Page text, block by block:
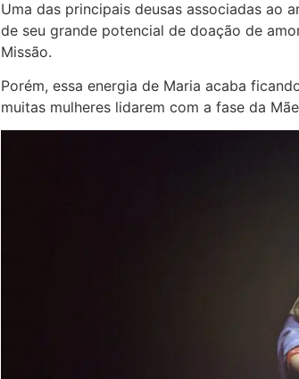
Uma das principais deusas associadas ao
de seu grande potencial de doação de
Missão.
Porém, essa energia de Maria acaba
muitas mulheres lidarem com a fase da